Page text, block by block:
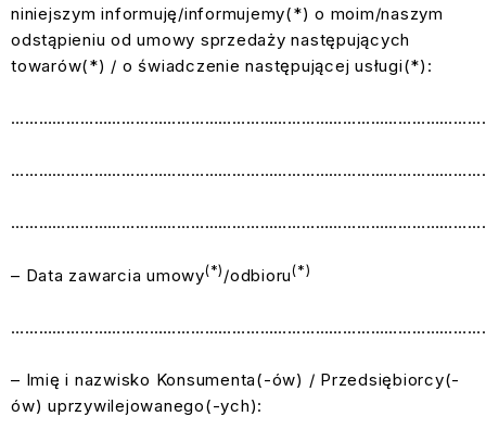
niniejszym informuję/informujemy(*) o moim/naszym
odstąpieniu od umowy sprzedaży następujących
towarów(*) / o świadczenie następującej usługi(*):
– Data zawarcia umowy(*) /odbioru(*)
– Imię i nazwisko Konsumenta(-ów) / Przedsiębiorcy(-
ów) uprzywilejowanego(-ych):